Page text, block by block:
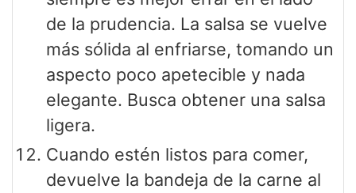
de la prudencia. La salsa se vuelve
más sólida al enfriarse, tomando un
aspecto poco apetecible y nada
elegante. Busca obtener una salsa
ligera.
Cuando estén listos para comer,
devuelve la bandeja de la carne al